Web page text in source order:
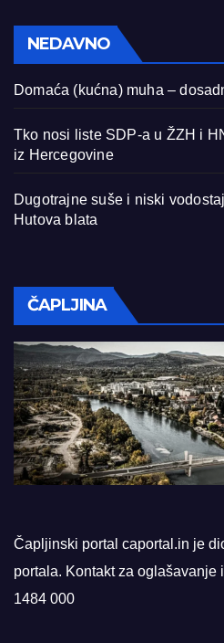
NEDAVNO
Domaća (kućna) muha –
Tko nosi liste SDP-a u ŽZH i
iz Hercegovine
Dugotrajne suše i niski
Hutova blata
ČAPLJINA
Čapljinski portal caportal.in je
portala. Kontakt za oglašavanje
1484 000